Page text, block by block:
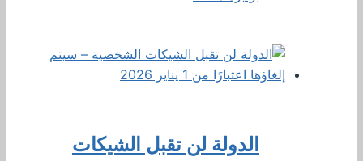
الدولة لن تقبل الشيكات